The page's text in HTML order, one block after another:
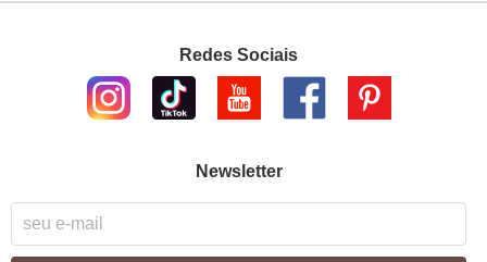
Redes Sociais
Newsletter